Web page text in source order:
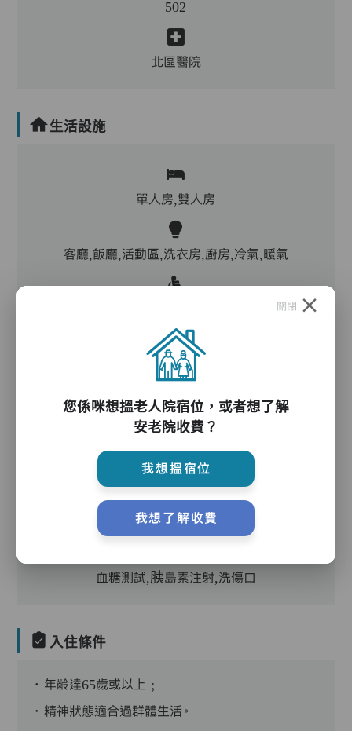
502
北區醫院
生活設施
單人房,雙人房
客廳,飯廳,活動區,洗衣房,廚房,冷氣,暖氣
電動床,氣墊床,升降機,助行器/拐杖,輪椅
護理評估、執藥、核派藥、量度生命表徵、協助沐
浴、餵飯、換尿片
血糖測試,胰島素注射,洗傷口
入住條件
．年齡達65歲或以上﹔
．精神狀態適合過群體生活。
關閉
您係咪想搵老人院宿位，或者想了解
安老院收費？
我想搵宿位
我想了解收費